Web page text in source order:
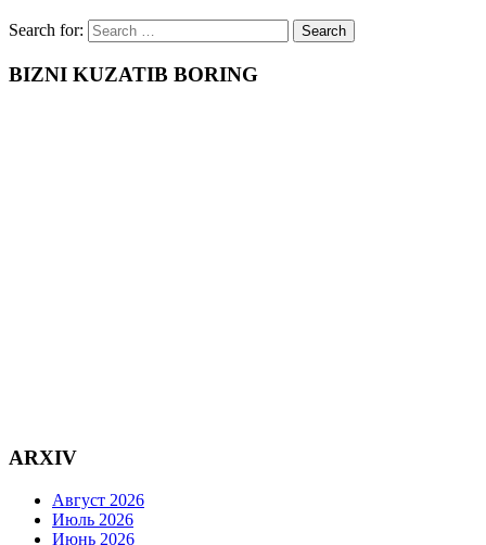
Search for:
BIZNI KUZATIB BORING
ARXIV
Август 2026
Июль 2026
Июнь 2026